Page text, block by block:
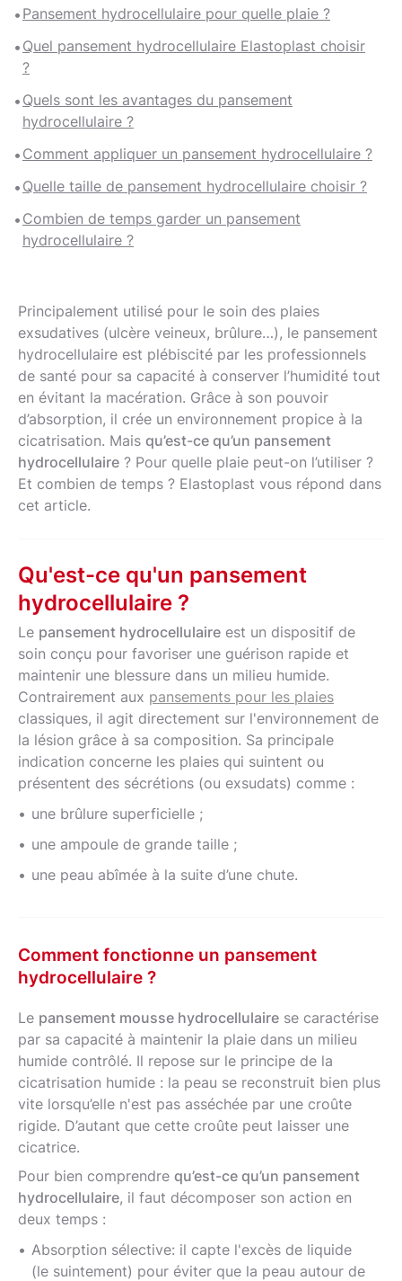
Pansement hydrocellulaire pour quelle plaie ?
Quel pansement hydrocellulaire Elastoplast choisir
?
Quels sont les avantages du pansement
hydrocellulaire ?
Comment appliquer un pansement hydrocellulaire ?
Quelle taille de pansement hydrocellulaire choisir ?
Combien de temps garder un pansement
hydrocellulaire ?
Principalement utilisé pour le soin des plaies
exsudatives (ulcère veineux, brûlure…), le pansement
hydrocellulaire est plébiscité par les professionnels
de santé pour sa capacité à conserver l’humidité tout
en évitant la macération. Grâce à son pouvoir
d’absorption, il crée un environnement propice à la
cicatrisation. Mais qu’est-ce qu’un pansement
hydrocellulaire ? Pour quelle plaie peut-on l’utiliser ?
Et combien de temps ? Elastoplast vous répond dans
cet article.
Qu'est-ce qu'un pansement
hydrocellulaire ?
Le pansement hydrocellulaire est un dispositif de
soin conçu pour favoriser une guérison rapide et
maintenir une blessure dans un milieu humide.
Contrairement aux pansements pour les plaies
classiques, il agit directement sur l'environnement de
la lésion grâce à sa composition. Sa principale
indication concerne les plaies qui suintent ou
présentent des sécrétions (ou exsudats) comme :
une brûlure superficielle ;
une ampoule de grande taille ;
une peau abîmée à la suite d’une chute.
Comment fonctionne un pansement
hydrocellulaire ?
Le pansement mousse hydrocellulaire se caractérise
par sa capacité à maintenir la plaie dans un milieu
humide contrôlé. Il repose sur le principe de la
cicatrisation humide : la peau se reconstruit bien plus
vite lorsqu’elle n'est pas asséchée par une croûte
rigide. D’autant que cette croûte peut laisser une
cicatrice.
Pour bien comprendre qu’est-ce qu’un pansement
hydrocellulaire, il faut décomposer son action en
deux temps :
Absorption sélective: il capte l'excès de liquide
(le suintement) pour éviter que la peau autour de